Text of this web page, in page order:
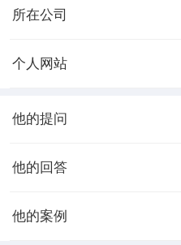
所在公司
个人网站
他的提问
他的回答
他的案例